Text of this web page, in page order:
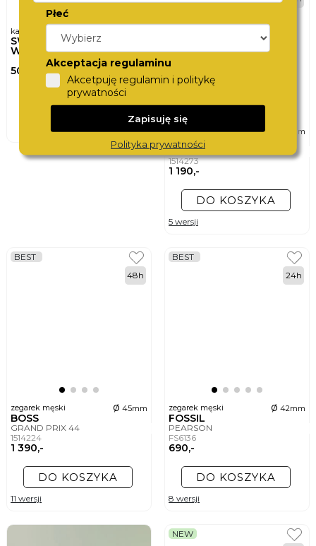
karta podarunkowa
SWISS
WATCHCARD
500,-
DO KOSZYKA
zegarek męski 41mm
BOSS
PRINCIPLE MASTER
1514273
1 190,-
DO KOSZYKA
5 wersji
zegarek męski ø 45mm
BOSS
GRAND PRIX 44
1514224
1 390,-
BEST
48h
DO KOSZYKA
11 wersji
zegarek męski ø 42mm
FOSSIL
PEARSON
FS6136
690,-
BEST
24h
DO KOSZYKA
8 wersji
NEW
Płeć
Akceptacja regulaminu
Akcetpuję regulamin i politykę
prywatności
Zapisuję się
Polityka prywatności